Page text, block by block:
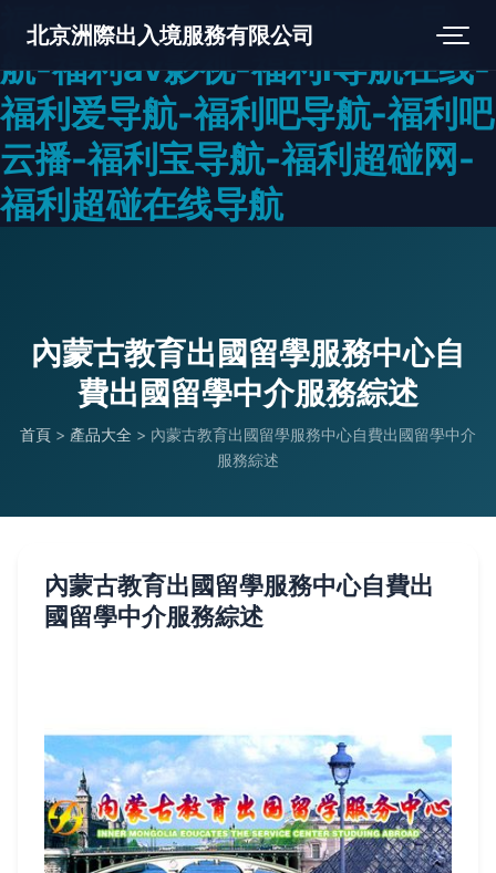
福利91在线观看-福利av色导
航-福利av影视-福利l导航在线-
福利爱导航-福利吧导航-福利吧
云播-福利宝导航-福利超碰网-
福利超碰在线导航
北京洲際出入境服務有限公司
內蒙古教育出國留學服務中心自
費出國留學中介服務綜述
首頁 > 產品大全 > 內蒙古教育出國留學服務中心自費出國留學中介
服務綜述
內蒙古教育出國留學服務中心自費出
國留學中介服務綜述